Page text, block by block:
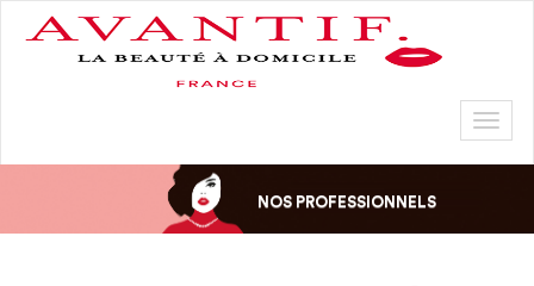
NOS PROFESSIONNELS